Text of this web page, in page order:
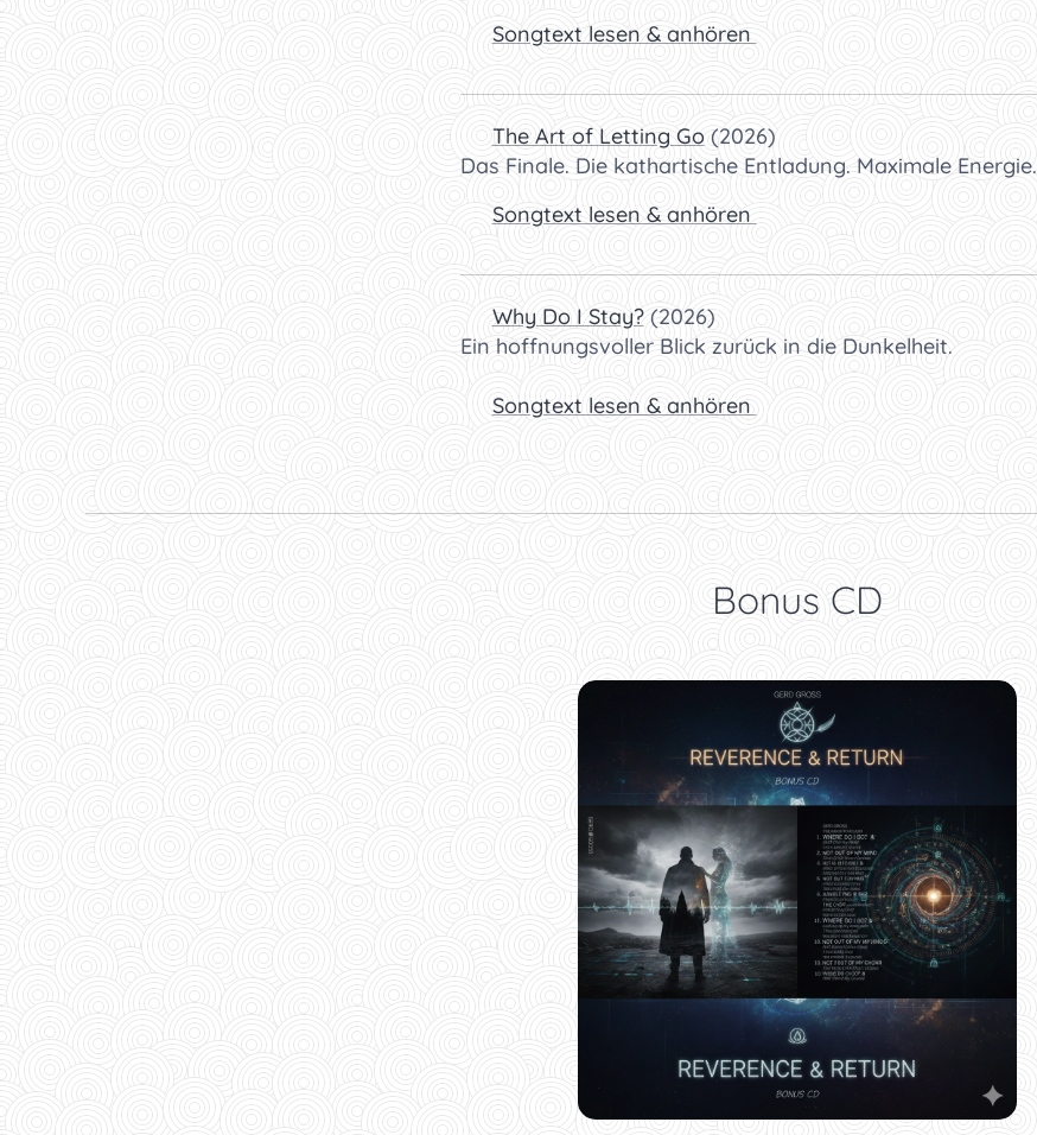
Songtext lesen & anhören
The Art of Letting Go(2026)
Das Finale. Die kathartische Entladung. Maximale Energie.
Songtext lesen & anhören
Why Do I Stay?(2026)
Ein hoffnungsvoller Blick zurück in die Dunkelheit.
Songtext lesen & anhören
Bonus CD